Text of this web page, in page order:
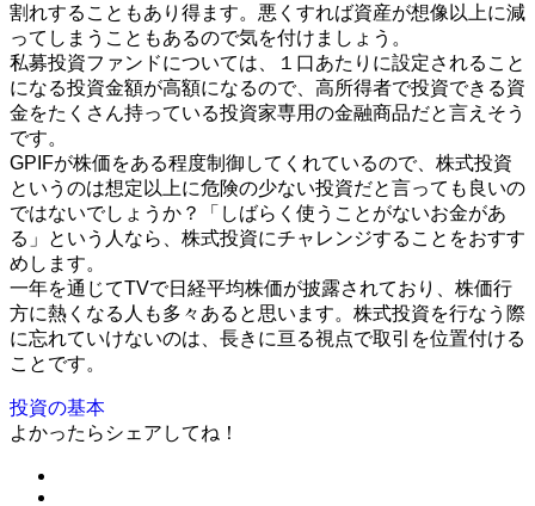
割れすることもあり得ます。悪くすれば資産が想像以上に減
ってしまうこともあるので気を付けましょう。
私募投資ファンドについては、１口あたりに設定されること
になる投資金額が高額になるので、高所得者で投資できる資
金をたくさん持っている投資家専用の金融商品だと言えそう
です。
GPIFが株価をある程度制御してくれているので、株式投資
というのは想定以上に危険の少ない投資だと言っても良いの
ではないでしょうか？「しばらく使うことがないお金があ
る」という人なら、株式投資にチャレンジすることをおすす
めします。
一年を通じてTVで日経平均株価が披露されており、株価行
方に熱くなる人も多々あると思います。株式投資を行なう際
に忘れていけないのは、長きに亘る視点で取引を位置付ける
ことです。
投資の基本
よかったらシェアしてね！